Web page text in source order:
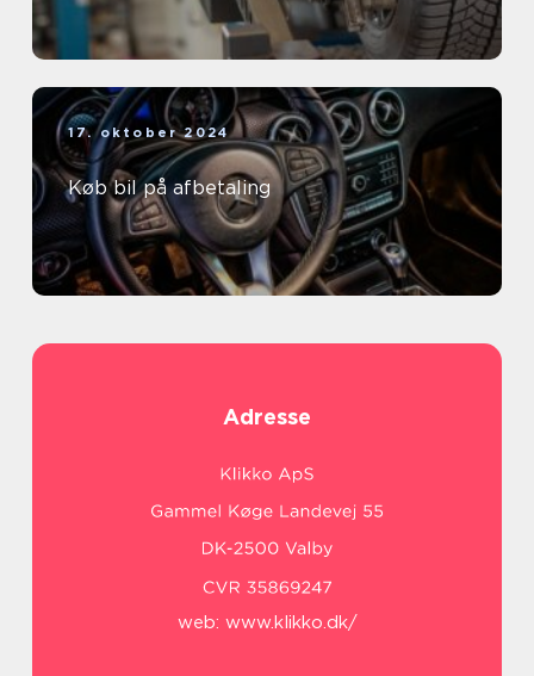
17. oktober 2024
Køb bil på afbetaling
Adresse
web: www.klikko.dk/